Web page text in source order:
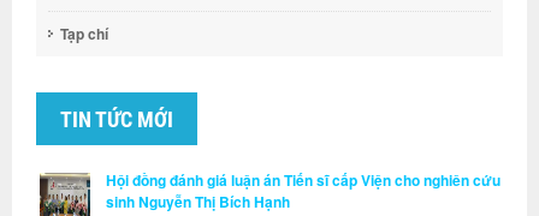
Tạp chí
TIN TỨC MỚI
Hội đồng đánh giá luận án Tiến sĩ cấp Viện cho nghiên cứu
sinh Nguyễn Thị Bích Hạnh